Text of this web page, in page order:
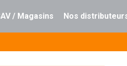
/ Magasins Nos